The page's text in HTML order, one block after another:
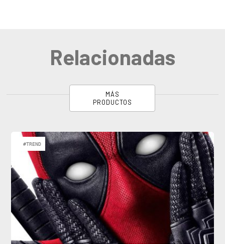
Relacionadas
MÁS
PRODUCTOS
#TREND